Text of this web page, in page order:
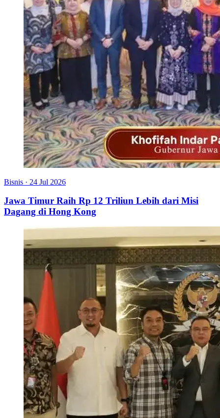
Bisnis · 24 Jul 2026
Jawa Timur Raih Rp 12 Triliun Lebih dari Misi
Dagang di Hong Kong